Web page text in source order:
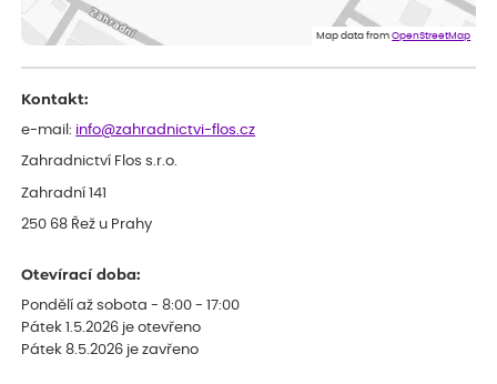
Doporučuji :). Spokojenost, stromky v pěkném stavu. Jediné, co
my chybělo, bylo komunikování nedostupného zboží před
Map data fromOpenStreetMap
Kontakt:
e-mail: info@zahradnictvi-flos.cz
Zahradnictví Flos s.r.o.
Zahradní 141
250 68 Řež u Prahy
Otevírací doba:
Pondělí až sobota - 8:00 - 17:00
Pátek 1.5.2026 je otevřeno
Pátek 8.5.2026 je zavřeno